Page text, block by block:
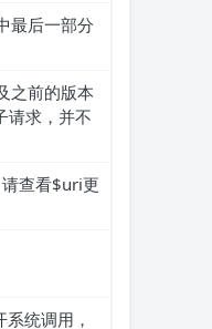
最后一部分
之前的版本
请求，并不
查看$uri更
统调用，